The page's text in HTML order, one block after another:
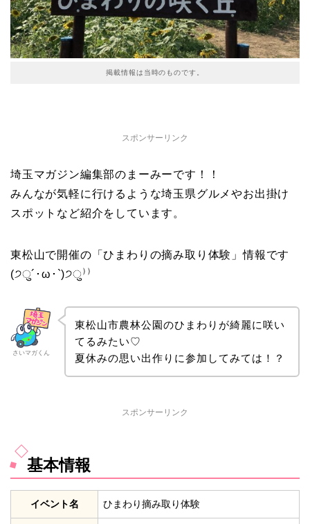
掲載情報は当時のものです。
スポンサーリンク
埼玉マガジン編集部のまーみーです！！
みんなが気軽に行けるような埼玉県グルメやお出掛け
スポットなど紹介をしています。
東松山で開催の「ひまわりの摘み取り体験」情報です
(੭ु´･ω･`)੭ु⁾⁾
さいマガくん
東松山市農林公園のひまわりが綺麗に咲い
てるみたい♡
夏休みの思い出作りに参加してみては！？
スポンサーリンク
基本情報
イベント名 ひまわり摘み取り体験